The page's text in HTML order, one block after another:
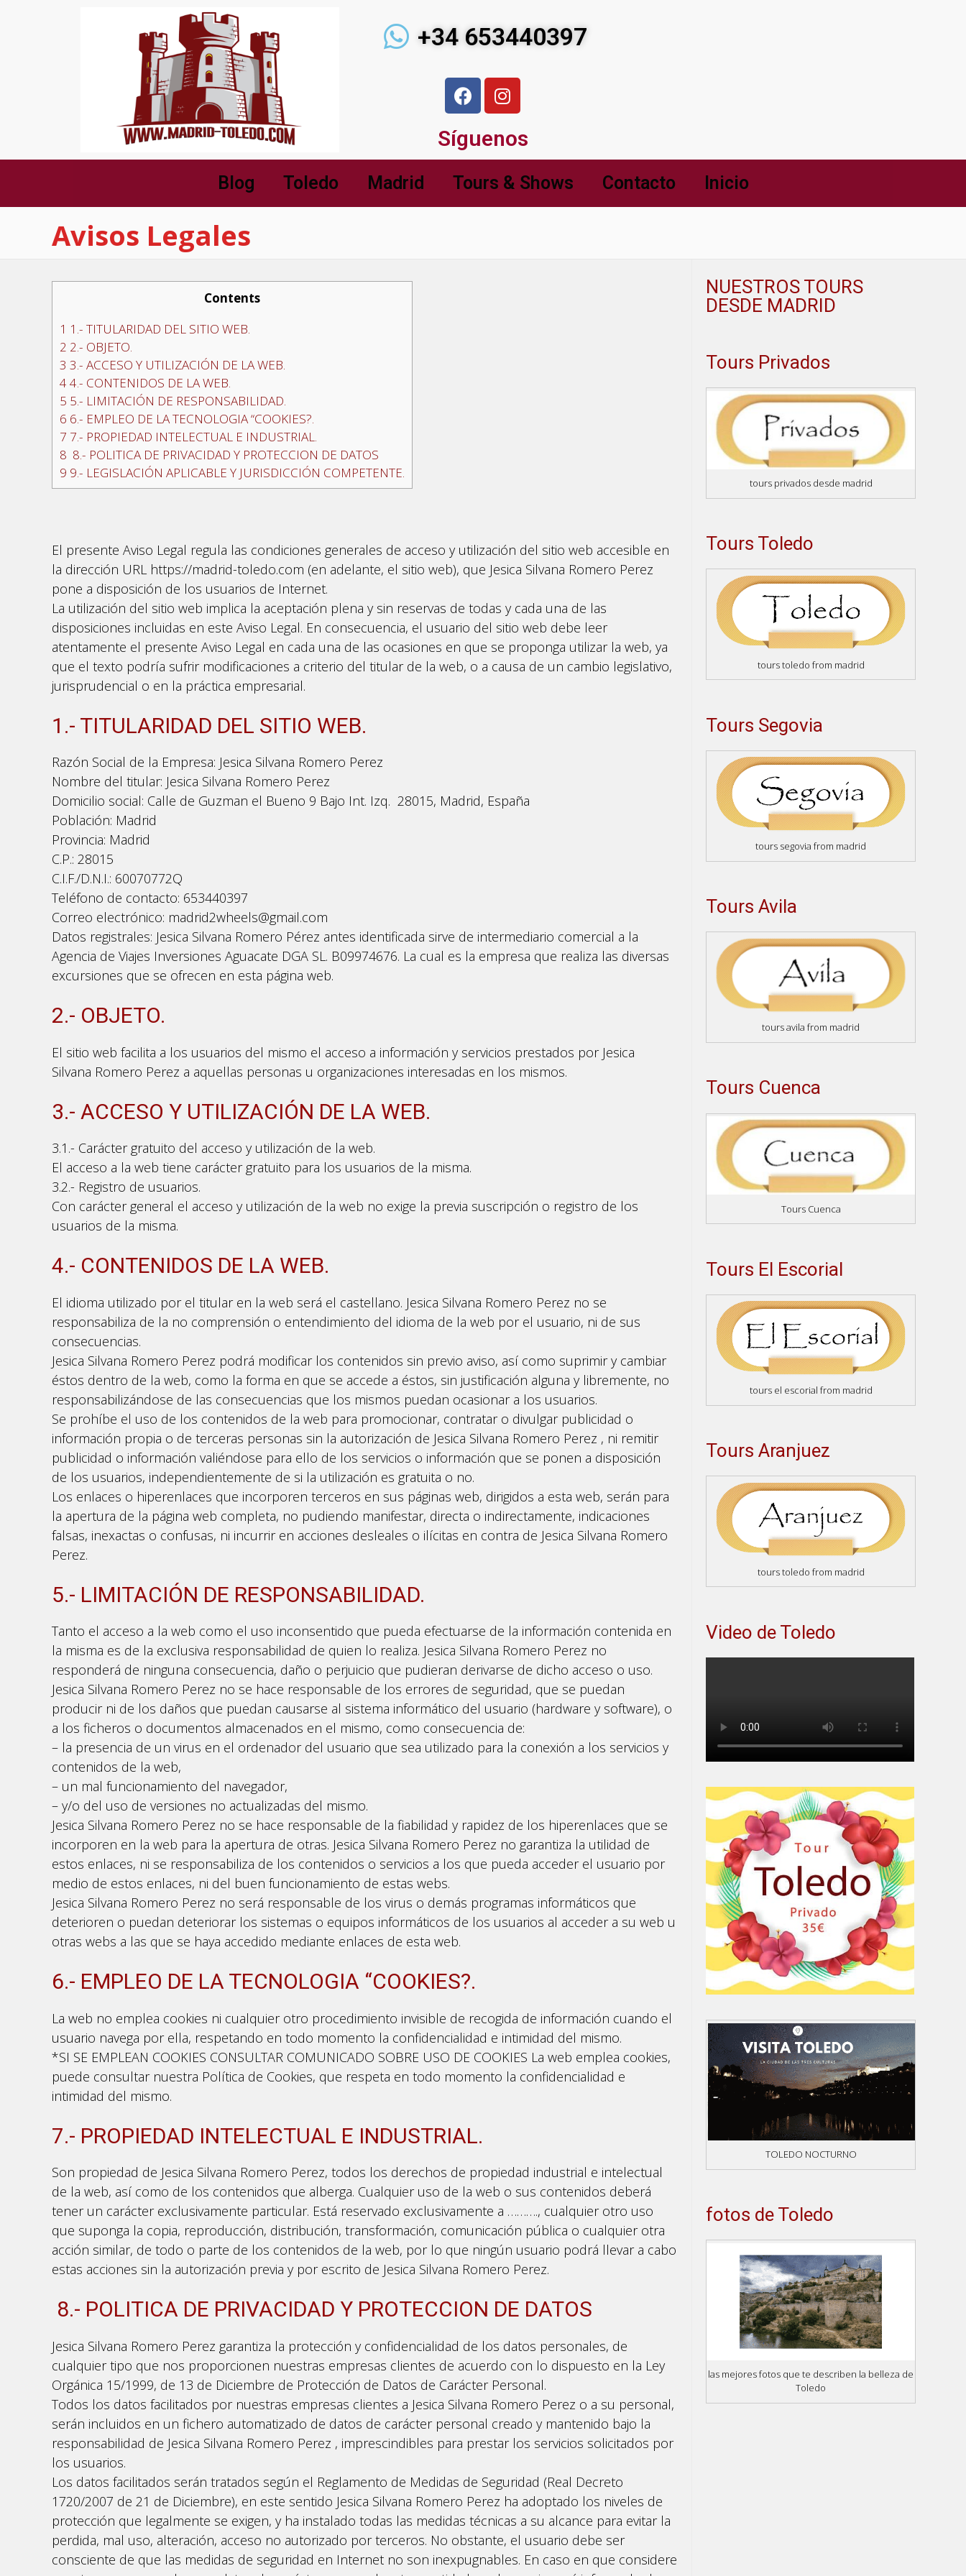
+34 653440397
Síguenos
Blog Toledo Madrid Tours & Shows Contacto Inicio
Avisos Legales
Contents
1 1.- TITULARIDAD DEL SITIO WEB.
2 2.- OBJETO.
3 3.- ACCESO Y UTILIZACIÓN DE LA WEB.
4 4.- CONTENIDOS DE LA WEB.
5 5.- LIMITACIÓN DE RESPONSABILIDAD.
6 6.- EMPLEO DE LA TECNOLOGIA “COOKIES?.
7 7.- PROPIEDAD INTELECTUAL E INDUSTRIAL.
8 8.- POLITICA DE PRIVACIDAD Y PROTECCION DE DATOS
9 9.- LEGISLACIÓN APLICABLE Y JURISDICCIÓN COMPETENTE.
El presente Aviso Legal regula las condiciones generales de acceso y utilización del sitio web accesible en
la dirección URL https://madrid-toledo.com (en adelante, el sitio web), que Jesica Silvana Romero Perez
pone a disposición de los usuarios de Internet.
La utilización del sitio web implica la aceptación plena y sin reservas de todas y cada una de las
disposiciones incluidas en este Aviso Legal. En consecuencia, el usuario del sitio web debe leer
atentamente el presente Aviso Legal en cada una de las ocasiones en que se proponga utilizar la web, ya
que el texto podría sufrir modificaciones a criterio del titular de la web, o a causa de un cambio legislativo,
jurisprudencial o en la práctica empresarial.
1.- TITULARIDAD DEL SITIO WEB.
Razón Social de la Empresa: Jesica Silvana Romero Perez
Nombre del titular: Jesica Silvana Romero Perez
Domicilio social: Calle de Guzman el Bueno 9 Bajo Int. Izq. 28015, Madrid, España
Población: Madrid
Provincia: Madrid
C.P.: 28015
C.I.F./D.N.I.: 60070772Q
Teléfono de contacto: 653440397
Correo electrónico: madrid2wheels@gmail.com
Datos registrales: Jesica Silvana Romero Pérez antes identificada sirve de intermediario comercial a la
Agencia de Viajes Inversiones Aguacate DGA SL. B09974676. La cual es la empresa que realiza las diversas
excursiones que se ofrecen en esta página web.
2.- OBJETO.
El sitio web facilita a los usuarios del mismo el acceso a información y servicios prestados por Jesica
Silvana Romero Perez a aquellas personas u organizaciones interesadas en los mismos.
3.- ACCESO Y UTILIZACIÓN DE LA WEB.
3.1.- Carácter gratuito del acceso y utilización de la web.
El acceso a la web tiene carácter gratuito para los usuarios de la misma.
3.2.- Registro de usuarios.
Con carácter general el acceso y utilización de la web no exige la previa suscripción o registro de los
usuarios de la misma.
4.- CONTENIDOS DE LA WEB.
El idioma utilizado por el titular en la web será el castellano. Jesica Silvana Romero Perez no se
responsabiliza de la no comprensión o entendimiento del idioma de la web por el usuario, ni de sus
consecuencias.
Jesica Silvana Romero Perez podrá modificar los contenidos sin previo aviso, así como suprimir y cambiar
éstos dentro de la web, como la forma en que se accede a éstos, sin justificación alguna y libremente, no
responsabilizándose de las consecuencias que los mismos puedan ocasionar a los usuarios.
Se prohíbe el uso de los contenidos de la web para promocionar, contratar o divulgar publicidad o
información propia o de terceras personas sin la autorización de Jesica Silvana Romero Perez , ni remitir
publicidad o información valiéndose para ello de los servicios o información que se ponen a disposición
de los usuarios, independientemente de si la utilización es gratuita o no.
Los enlaces o hiperenlaces que incorporen terceros en sus páginas web, dirigidos a esta web, serán para
la apertura de la página web completa, no pudiendo manifestar, directa o indirectamente, indicaciones
falsas, inexactas o confusas, ni incurrir en acciones desleales o ilícitas en contra de Jesica Silvana Romero
Perez.
5.- LIMITACIÓN DE RESPONSABILIDAD.
Tanto el acceso a la web como el uso inconsentido que pueda efectuarse de la información contenida en
la misma es de la exclusiva responsabilidad de quien lo realiza. Jesica Silvana Romero Perez no
responderá de ninguna consecuencia, daño o perjuicio que pudieran derivarse de dicho acceso o uso.
Jesica Silvana Romero Perez no se hace responsable de los errores de seguridad, que se puedan
producir ni de los daños que puedan causarse al sistema informático del usuario (hardware y software), o
a los ficheros o documentos almacenados en el mismo, como consecuencia de:
– la presencia de un virus en el ordenador del usuario que sea utilizado para la conexión a los servicios y
contenidos de la web,
– un mal funcionamiento del navegador,
– y/o del uso de versiones no actualizadas del mismo.
Jesica Silvana Romero Perez no se hace responsable de la fiabilidad y rapidez de los hiperenlaces que se
incorporen en la web para la apertura de otras. Jesica Silvana Romero Perez no garantiza la utilidad de
estos enlaces, ni se responsabiliza de los contenidos o servicios a los que pueda acceder el usuario por
medio de estos enlaces, ni del buen funcionamiento de estas webs.
Jesica Silvana Romero Perez no será responsable de los virus o demás programas informáticos que
deterioren o puedan deteriorar los sistemas o equipos informáticos de los usuarios al acceder a su web u
otras webs a las que se haya accedido mediante enlaces de esta web.
6.- EMPLEO DE LA TECNOLOGIA “COOKIES?.
La web no emplea cookies ni cualquier otro procedimiento invisible de recogida de información cuando el
usuario navega por ella, respetando en todo momento la confidencialidad e intimidad del mismo.
*SI SE EMPLEAN COOKIES CONSULTAR COMUNICADO SOBRE USO DE COOKIES La web emplea cookies,
puede consultar nuestra Política de Cookies, que respeta en todo momento la confidencialidad e
intimidad del mismo.
7.- PROPIEDAD INTELECTUAL E INDUSTRIAL.
Son propiedad de Jesica Silvana Romero Perez, todos los derechos de propiedad industrial e intelectual
de la web, así como de los contenidos que alberga. Cualquier uso de la web o sus contenidos deberá
tener un carácter exclusivamente particular. Está reservado exclusivamente a ………., cualquier otro uso
que suponga la copia, reproducción, distribución, transformación, comunicación pública o cualquier otra
acción similar, de todo o parte de los contenidos de la web, por lo que ningún usuario podrá llevar a cabo
estas acciones sin la autorización previa y por escrito de Jesica Silvana Romero Perez.
8.- POLITICA DE PRIVACIDAD Y PROTECCION DE DATOS
Jesica Silvana Romero Perez garantiza la protección y confidencialidad de los datos personales, de
cualquier tipo que nos proporcionen nuestras empresas clientes de acuerdo con lo dispuesto en la Ley
Orgánica 15/1999, de 13 de Diciembre de Protección de Datos de Carácter Personal.
Todos los datos facilitados por nuestras empresas clientes a Jesica Silvana Romero Perez o a su personal,
serán incluidos en un fichero automatizado de datos de carácter personal creado y mantenido bajo la
responsabilidad de Jesica Silvana Romero Perez , imprescindibles para prestar los servicios solicitados por
los usuarios.
Los datos facilitados serán tratados según el Reglamento de Medidas de Seguridad (Real Decreto
1720/2007 de 21 de Diciembre), en este sentido Jesica Silvana Romero Perez ha adoptado los niveles de
protección que legalmente se exigen, y ha instalado todas las medidas técnicas a su alcance para evitar la
perdida, mal uso, alteración, acceso no autorizado por terceros. No obstante, el usuario debe ser
consciente de que las medidas de seguridad en Internet no son inexpugnables. En caso en que considere
NUESTROS TOURS
DESDE MADRID
Tours Privados
tours privados desde madrid
Tours Toledo
tours toledo from madrid
Tours Segovia
tours segovia from madrid
Tours Avila
tours avila from madrid
Tours Cuenca
Tours Cuenca
Tours El Escorial
tours el escorial from madrid
Tours Aranjuez
tours toledo from madrid
Video de Toledo
TOLEDO NOCTURNO
fotos de Toledo
las mejores fotos que te describen la belleza de
Toledo